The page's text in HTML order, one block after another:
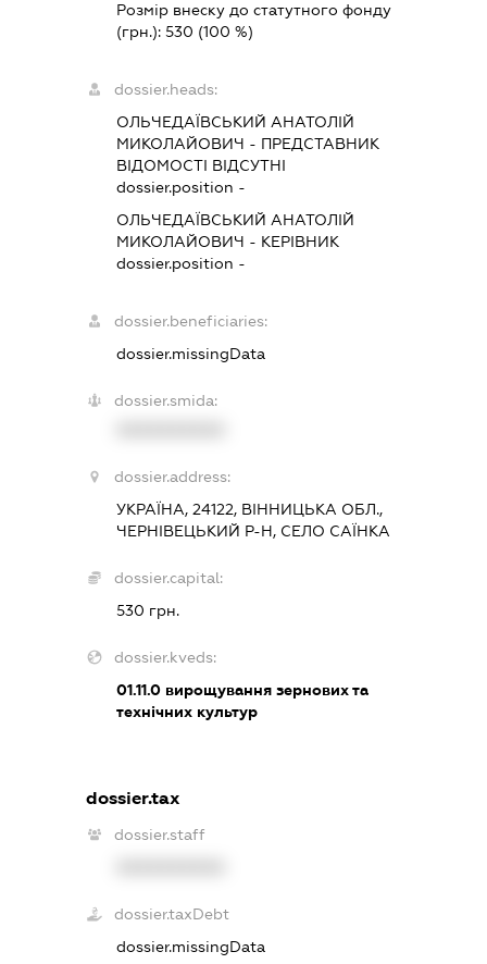
Розмір внеску до статутного фонду
(грн.):530 (100 %)
dossier.heads:
ОЛЬЧЕДАЇВСЬКИЙ АНАТОЛІЙ
МИКОЛАЙОВИЧ - ПРЕДСТАВНИК
ВІДОМОСТІ ВІДСУТНІ
dossier.position -
ОЛЬЧЕДАЇВСЬКИЙ АНАТОЛІЙ
МИКОЛАЙОВИЧ - КЕРІВНИК
dossier.position -
dossier.beneficiaries:
dossier.missingData
dossier.smida:
dossier.address:
УКРАЇНА, 24122, ВІННИЦЬКА ОБЛ.,
ЧЕРНІВЕЦЬКИЙ Р-Н, СЕЛО САЇНКА
dossier.capital:
530 грн.
dossier.kveds:
01.11.0 вирощування зернових та
технічних культур
dossier.tax
dossier.staff
dossier.taxDebt
dossier.missingData